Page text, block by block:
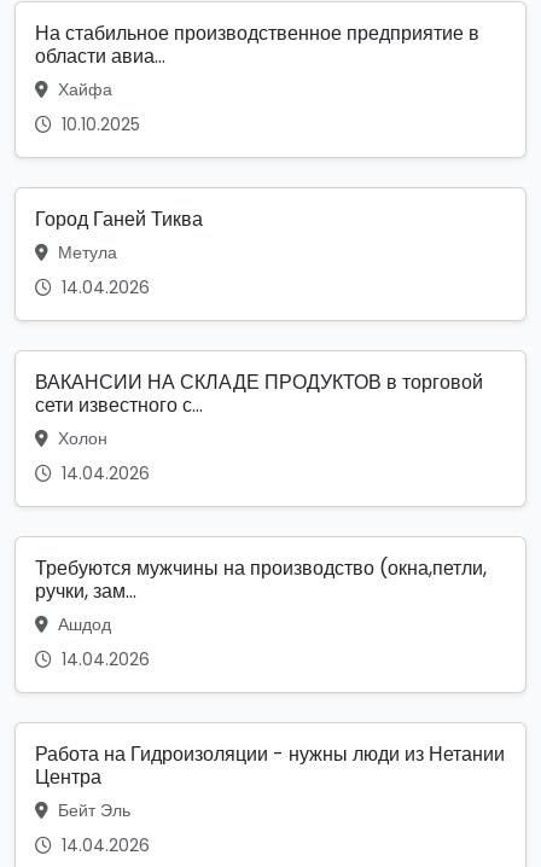
На стабильное производственное предприятие в
области авиа...
Хайфа
10.10.2025
Город Ганей Тиква
Метула
14.04.2026
ВАКАНСИИ НА СКЛАДЕ ПРОДУКТОВ в торговой
сети известного с...
Холон
14.04.2026
Требуются мужчины на производство (окна,петли,
ручки, зам...
Ашдод
14.04.2026
Работа на Гидроизоляции - нужны люди из Нетании
Центра
Бейт Эль
14.04.2026